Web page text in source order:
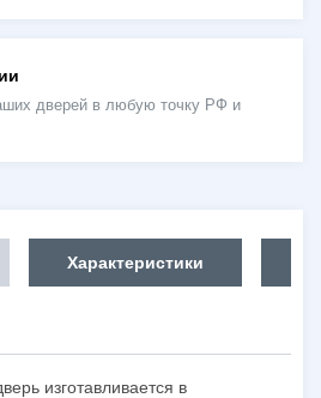
дверей в любую точку РФ и
Характеристики
изготавливается в